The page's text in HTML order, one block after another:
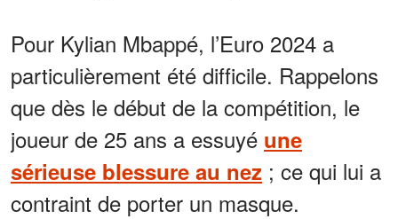
Pour Kylian Mbappé, l’Euro 2024 a
particulièrement été difficile. Rappelons
que dès le début de la compétition, le
joueur de 25 ans a essuyé une
sérieuse blessure au nez ; ce qui lui a
contraint de porter un masque.